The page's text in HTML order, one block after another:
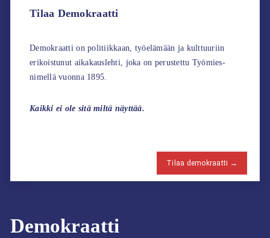
Demokraatti
Tilaa Demokraatti
Demokraatti on politiikkaan, työelämään ja kulttuuriin
erikoistunut aikakauslehti, joka on perustettu Työmies-
nimellä vuonna 1895.
Kaikki ei ole sitä miltä näyttää.
Tilaa demokraatti →